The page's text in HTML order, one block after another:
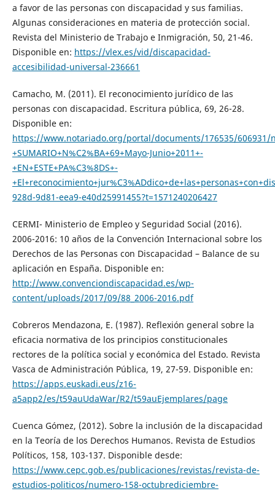
a favor de las personas con discapacidad y sus familias.
Algunas consideraciones en materia de protección social.
Revista del Ministerio de Trabajo e Inmigración, 50, 21-46.
Disponible en: https://vlex.es/vid/discapacidad-
accesibilidad-universal-236661
Camacho, M. (2011). El reconocimiento jurídico de las
personas con discapacidad. Escritura pública, 69, 26-28.
Disponible en:
https://www.notariado.org/portal/documents/176535/606931/
+SUMARIO+N%C2%BA+69+Mayo-Junio+2011+-
+EN+ESTE+PA%C3%8DS+-
928d-9d81-eea9-e40d25991455?t=1571240206427
CERMI- Ministerio de Empleo y Seguridad Social (2016).
2006-2016: 10 años de la Convención Internacional sobre los
Derechos de las Personas con Discapacidad – Balance de su
aplicación en España. Disponible en:
http://www.convenciondiscapacidad.es/wp-
content/uploads/2017/09/88_2006-2016.pdf
Cobreros Mendazona, E. (1987). Reflexión general sobre la
eficacia normativa de los principios constitucionales
rectores de la política social y económica del Estado. Revista
Vasca de Administración Pública, 19, 27-59. Disponible en:
https://apps.euskadi.eus/z16-
a5app2/es/t59auUdaWar/R2/t59auEjemplares/page
Cuenca Gómez, (2012). Sobre la inclusión de la discapacidad
en la Teoría de los Derechos Humanos. Revista de Estudios
Políticos, 158, 103-137. Disponible desde:
https://www.cepc.gob.es/publicaciones/revistas/revista-de-
estudios-politicos/numero-158-octubrediciembre-